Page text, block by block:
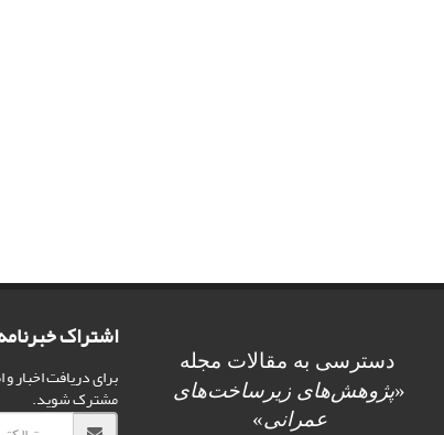
دسترسی به مقالات مجله
«پژوهش‌های زیرساخت‌های
عمرانی»
اشتراک
برای دریافت اخبار
مشترک شوید.